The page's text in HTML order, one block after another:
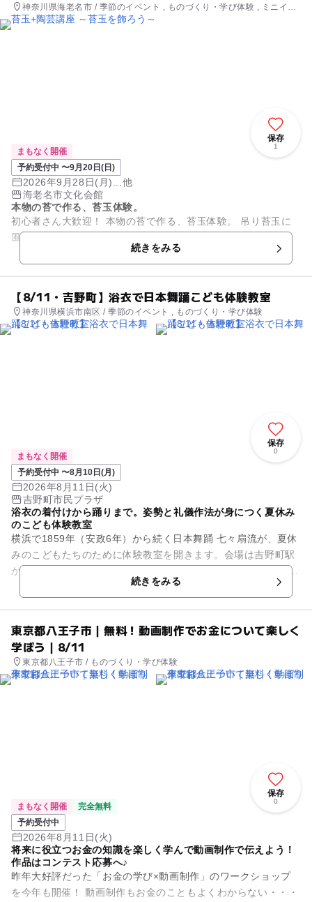
神奈川県海老名市 / 季節のイベント , ものづくり・学び体験 , ミニイベ
ント
保存
1
まもなく開催
予約受付中 〜9月20日(日)
2026年9月28日(月)...他
海老名市文化会館
本物の苔で作る、苔玉体験。
初心者さん大歓迎！ 本物の苔で作る、苔玉体験。 吊り苔玉に
風鈴、苔玉に器を合わせて インテリアとして飾ってみよう！
続きをみる
【8/11・吉野町】浴衣で日本舞踊こども体験教室
神奈川県横浜市南区 / 季節のイベント , ものづくり・学び体験
保存
0
まもなく開催
予約受付中 〜8月10日(月)
2026年8月11日(火)
吉野町市民プラザ
浴衣の着付けから踊りまで。姿勢と礼儀作法が身につく夏休み
のこども体験教室
横浜で1859年（安政6年）から続く日本舞踊 七々扇流が、夏休
みのこどもたちのために体験教室を開きます。会場は吉野町駅
からすぐの吉野町市民プラザです。 浴衣の着付けにはじまり、
続きをみる
東京都八王子市｜無料！動画制作でお金について楽しく
学ぼう｜8/11
東京都八王子市 / ものづくり・学び体験
保存
0
まもなく開催
完全無料
予約受付中
2026年8月11日(火)
将来に役立つお金の知識を楽しく学んで動画制作で伝えよう！
作品はコンテスト応募へ♪
昨年大好評だった「お金の学び×動画制作」のワークショップ
を今年も開催！ 動画制作もお金のこともよくわからない・・・